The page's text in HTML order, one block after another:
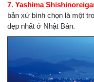
7. Yashima
bản xứ bình chọn là một
đẹp nhất ở Nhật Bản.